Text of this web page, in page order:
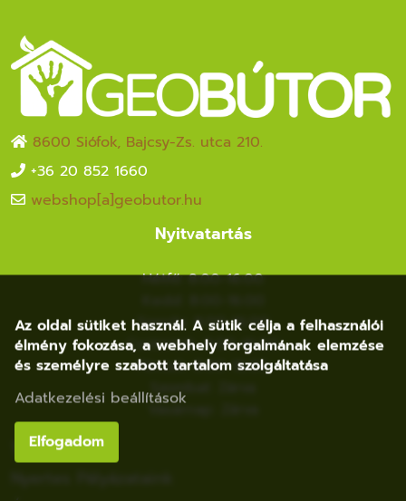
8600 Siófok, Bajcsy-Zs. utca 210.
+36 20 852 1660
webshop[a]geobutor.hu
Nyitvatartás
Hétfő: 8:00-16:00
Szerda: 8:00-16:00
Csütörtök: 8:00-16:00
Péntek: 8:00-16:00
Szombat: Zárva
Vasárnap: Zárva
Tudástár
Az oldal sütiket használ. A sütik célja a felhasználói
élmény fokozása, a webhely forgalmának elemzése
és személyre szabott tartalom szolgáltatása
Adatkezelési beállítások
Elfogadom